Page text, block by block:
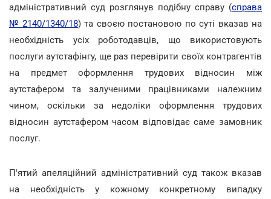
адміністративний суд розглянув подібну справу (справа
№ 2140/1340/18) та своєю постановою по суті вказав на
необхідність усіх роботодавців, що використовують
послуги аутстафінгу, ще раз перевірити своїх контрагентів
на предмет оформлення трудових відносин між
аутстафером та залученими працівниками належним
чином, оскільки за недоліки оформлення трудових
відносин аутстафером часом відповідає саме замовник
послуг.
П'ятий апеляційний адміністративний суд також вказав
на необхідність у кожному конкретному випадку